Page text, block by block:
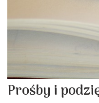
Prośby i